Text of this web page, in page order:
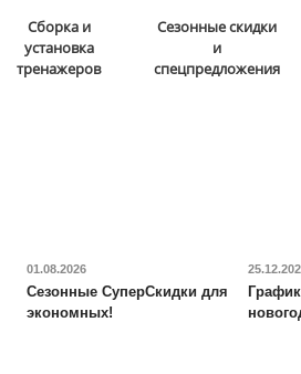
бокса
Регулируемая гантель
Gigant 40 кг
Сборка и
установка
тренажеров
Сезонные скидки
и
спецпредложения
01.08.2026
Сезонные СуперСкидки для
экономных!